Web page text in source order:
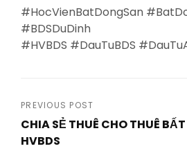
#HocVienBatDongSan
#BDSDuDinh
#HVBDS #DauTuBDS
Post
navigation
PREVIOUS POST
CHIA SẺ THUÊ CHO THUÊ
HVBDS